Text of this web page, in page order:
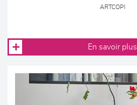
ARTCOPI
En savoir plus